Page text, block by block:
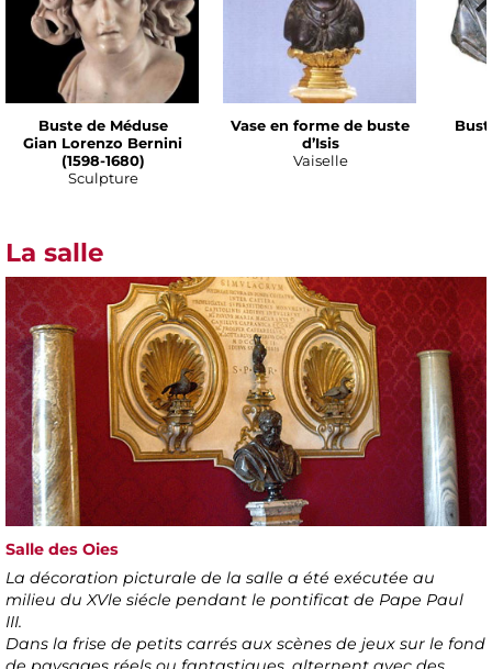
Buste de Méduse
Gian Lorenzo Bernini
(1598-1680)
Sculpture
Vase en forme de buste
d’Isis
Vaiselle
La salle
Salle des Oies
La décoration picturale de la salle a été exécutée au
milieu du XVle siécle pendant le pontificat de Pape Paul
III.
Dans la frise de petits carrés aux scènes de jeux sur le fond